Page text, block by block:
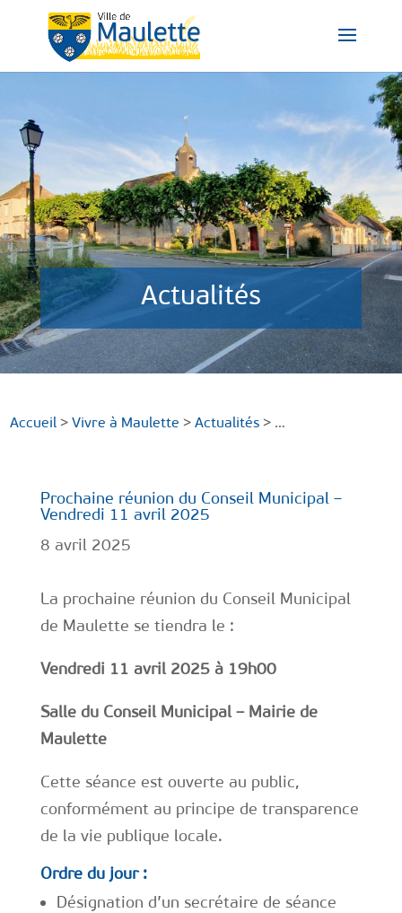
Actualités
Accueil >Vivre à Maulette > Actualités > …
Prochaine réunion du Conseil Municipal –
Vendredi 11 avril 2025
8 avril 2025
La prochaine réunion du Conseil Municipal
de Maulette se tiendra le :
Vendredi 11 avril 2025 à 19h00
Salle du Conseil Municipal – Mairie de
Maulette
Cette séance est ouverte au public,
conformément au principe de transparence
de la vie publique locale.
Ordre du jour :
Désignation d’un secrétaire de séance